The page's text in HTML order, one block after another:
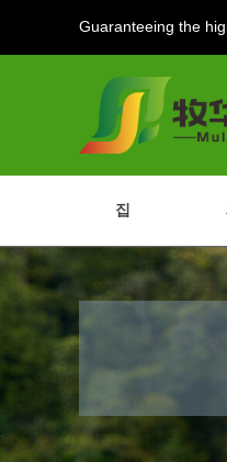
Guaranteeing the
집